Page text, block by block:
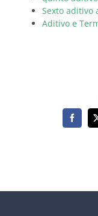
Sexto aditivo
Aditivo e